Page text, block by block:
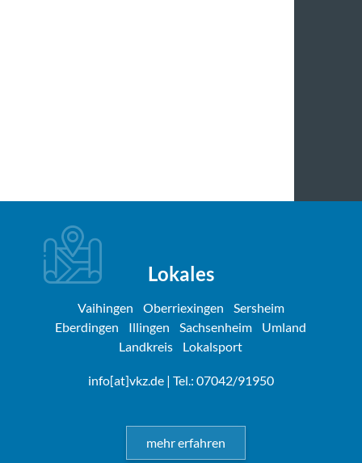
Lokales
Vaihingen Oberriexingen
Sersheim
Eberdingen
Illingen Sachsenheim
Umland
Landkreis
Lokalsport
info[at]vkz.de| Tel.: 07042/91950
mehr erfahren